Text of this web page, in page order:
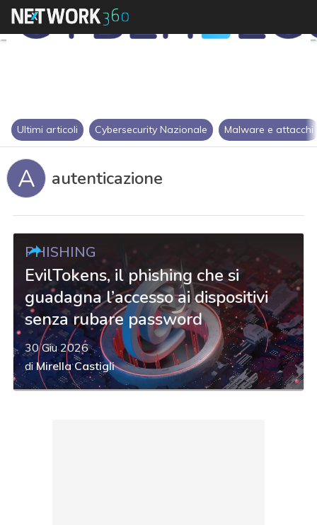
Ultimi articoli Cybersecurity Nazionale Malware e attacchi
A autenticazione
PHISHING
EvilTokens, il phishing che si
guadagna l’accesso ai dispositivi
senza rubare password
30 Giu 2026
diMirella Castigli